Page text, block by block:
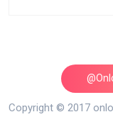
Copyright © 2017